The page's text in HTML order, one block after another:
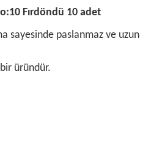
Fırdöndü 10 adet
sayesinde paslanmaz ve uzun
üründür.